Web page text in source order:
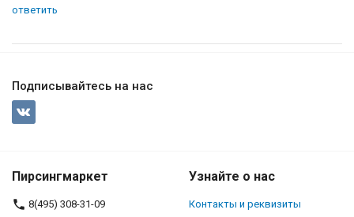
ответить
Подписывайтесь на нас
Пирсингмаркет
8(495) 308-31-09
Узнайте о нас
Контакты и реквизиты